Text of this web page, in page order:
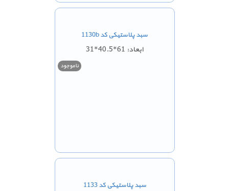
سبد پلاستیکی کد 1130b
ابعاد: 61*40.5*31
ناموجود
سبد پلاستیکی کد 1133